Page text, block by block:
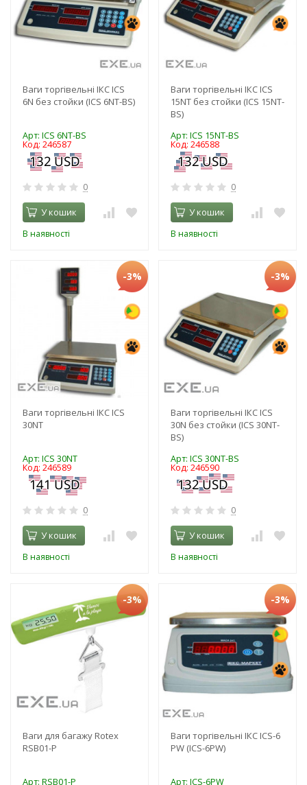
Ваги торгівельні ІКС ICS
6N без стойки (ICS 6NT-BS)
Арт: ICS 6NT-BS
Код: 246587
0
У кошик
В наявності
Ваги торгівельні ІКС ICS
15NT без стойки (ICS 15NT-
BS)
Арт: ICS 15NT-BS
Код: 246588
0
У кошик
В наявності
-3%
Ваги торгівельні ІКС ICS
30NT
Арт: ICS 30NT
Код: 246589
0
У кошик
В наявності
-3%
Ваги торгівельні ІКС ICS
30N без стойки (ICS 30NT-
BS)
Арт: ICS 30NT-BS
Код: 246590
0
У кошик
В наявності
-3%
Ваги для багажу Rotex
RSB01-P
Арт: RSB01-P
-3%
Ваги торгівельні ІКС ICS-6
PW (ICS-6PW)
Арт: ICS-6PW